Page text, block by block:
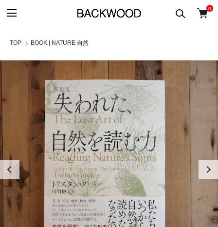
0
TOP BOOK | NATURE 自然